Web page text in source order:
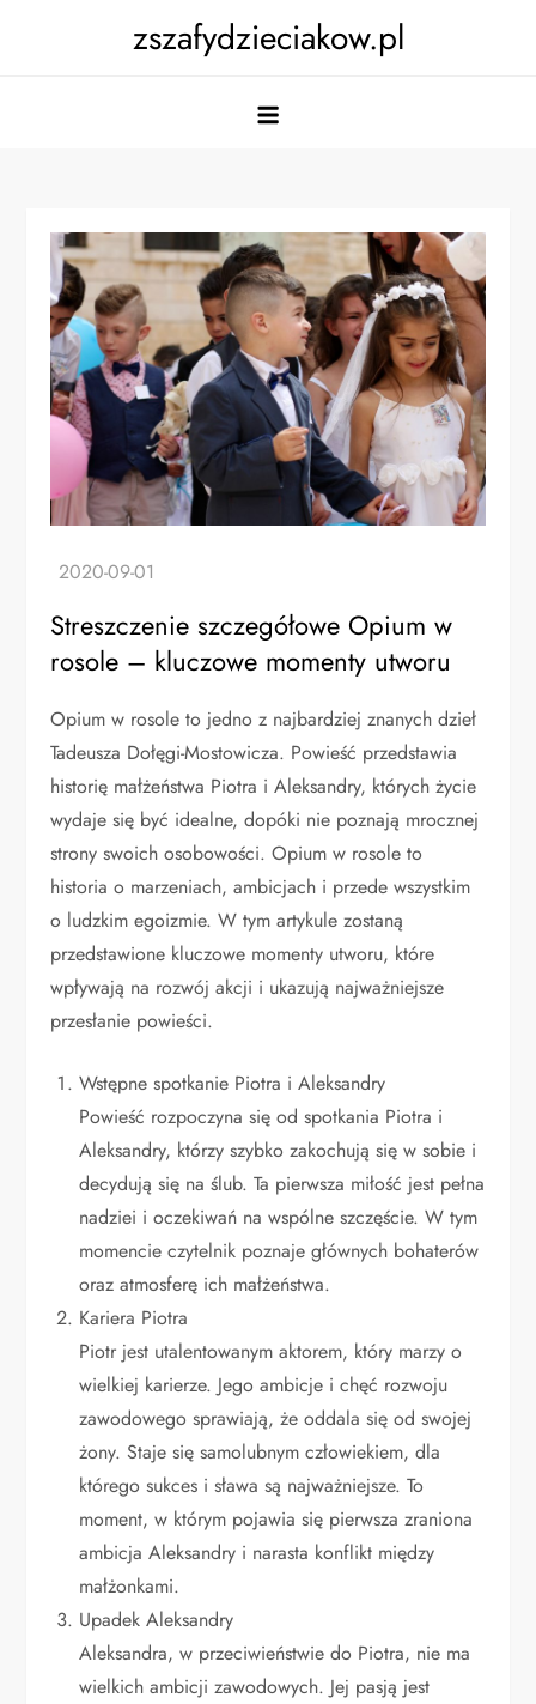
zszafydzieciakow.pl
Streszczenie szczegółowe Opium w
rosole – kluczowe momenty utworu
Opium w rosole to jedno z najbardziej znanych dzieł
Tadeusza Dołęgi-Mostowicza. Powieść przedstawia
historię małżeństwa Piotra i Aleksandry, których życie
wydaje się być idealne, dopóki nie poznają mrocznej
strony swoich osobowości. Opium w rosole to
historia o marzeniach, ambicjach i przede wszystkim
o ludzkim egoizmie. W tym artykule zostaną
przedstawione kluczowe momenty utworu, które
wpływają na rozwój akcji i ukazują najważniejsze
przesłanie powieści.
Wstępne spotkanie Piotra i Aleksandry
Powieść rozpoczyna się od spotkania Piotra i
Aleksandry, którzy szybko zakochują się w sobie i
decydują się na ślub. Ta pierwsza miłość jest pełna
nadziei i oczekiwań na wspólne szczęście. W tym
momencie czytelnik poznaje głównych bohaterów
oraz atmosferę ich małżeństwa.
Kariera Piotra
Piotr jest utalentowanym aktorem, który marzy o
wielkiej karierze. Jego ambicje i chęć rozwoju
zawodowego sprawiają, że oddala się od swojej
żony. Staje się samolubnym człowiekiem, dla
którego sukces i sława są najważniejsze. To
moment, w którym pojawia się pierwsza zraniona
ambicja Aleksandry i narasta konflikt między
małżonkami.
Upadek Aleksandry
Aleksandra, w przeciwieństwie do Piotra, nie ma
wielkich ambicji zawodowych. Jej pasją jest